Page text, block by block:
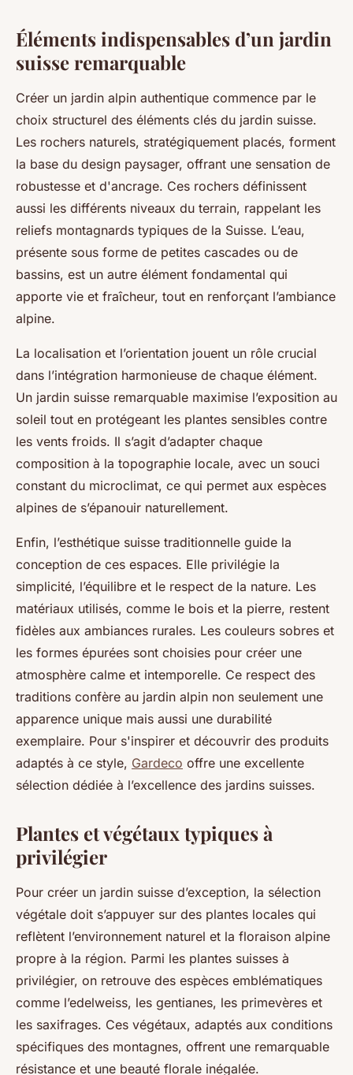
Éléments indispensables d’un jardin
suisse remarquable
Créer un jardin alpin authentique commence par le
choix structurel des éléments clés du jardin suisse.
Les rochers naturels, stratégiquement placés, forment
la base du design paysager, offrant une sensation de
robustesse et d'ancrage. Ces rochers définissent
aussi les différents niveaux du terrain, rappelant les
reliefs montagnards typiques de la Suisse. L’eau,
présente sous forme de petites cascades ou de
bassins, est un autre élément fondamental qui
apporte vie et fraîcheur, tout en renforçant l’ambiance
alpine.
La localisation et l’orientation jouent un rôle crucial
dans l’intégration harmonieuse de chaque élément.
Un jardin suisse remarquable maximise l’exposition au
soleil tout en protégeant les plantes sensibles contre
les vents froids. Il s’agit d’adapter chaque
composition à la topographie locale, avec un souci
constant du microclimat, ce qui permet aux espèces
alpines de s’épanouir naturellement.
Enfin, l’esthétique suisse traditionnelle guide la
conception de ces espaces. Elle privilégie la
simplicité, l’équilibre et le respect de la nature. Les
matériaux utilisés, comme le bois et la pierre, restent
fidèles aux ambiances rurales. Les couleurs sobres et
les formes épurées sont choisies pour créer une
atmosphère calme et intemporelle. Ce respect des
traditions confère au jardin alpin non seulement une
apparence unique mais aussi une durabilité
exemplaire. Pour s'inspirer et découvrir des produits
adaptés à ce style, Gardeco offre une excellente
sélection dédiée à l’excellence des jardins suisses.
Plantes et végétaux typiques à
privilégier
Pour créer un jardin suisse d’exception, la sélection
végétale doit s’appuyer sur des plantes locales qui
reflètent l’environnement naturel et la floraison alpine
propre à la région. Parmi les plantes suisses à
privilégier, on retrouve des espèces emblématiques
comme l’edelweiss, les gentianes, les primevères et
les saxifrages. Ces végétaux, adaptés aux conditions
spécifiques des montagnes, offrent une remarquable
résistance et une beauté florale inégalée.